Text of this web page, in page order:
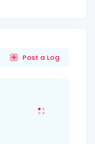
Post a Log